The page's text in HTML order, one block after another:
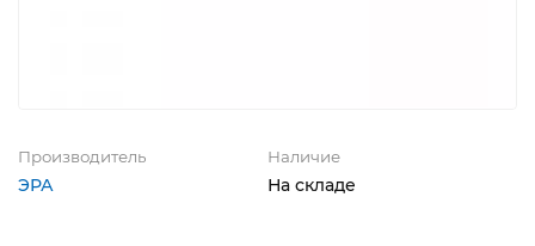
Производитель
ЭРА
Наличие
На складе